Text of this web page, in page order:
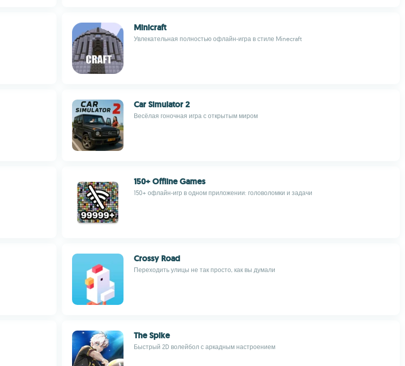
Minicraft
Увлекательная полностью офлайн-игра в стиле Minecraft
Car Simulator 2
Весёлая гоночная игра с открытым миром
150+ Offline Games
150+ офлайн-игр в одном приложении: головоломки и задачи
Crossy Road
Переходить улицы не так просто, как вы думали
The Spike
Быстрый 2D волейбол с аркадным настроением